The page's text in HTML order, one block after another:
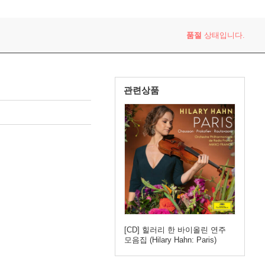
품절 상태입니다.
관련상품
[CD] 힐러리 한 바이올린 연주
모음집 (Hilary Hahn: Paris)